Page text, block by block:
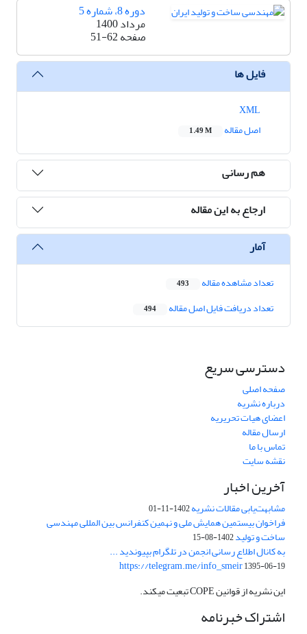
دوره 8، شماره 5
مرداد 1400
صفحه51-62
فایل ها
اصل مقاله
1.49 M
هم رسانی
ارجاع به این مقاله
آمار
تعداد مشاهده مقاله 493
تعداد دریافت فایل اصل مقاله 494
دسترسی سریع
صفحه اصلی
درباره نشریه
اعضای هیات تحریریه
ارسال مقاله
تماس با ما
نقشه سایت
آخرین اخبار
مشابهت‌یابی مقالات نشریه1402-11-01
فراخوان بیستمین همایش ملی و نهمین کنفرانس بین المللی مهندسی
ساخت و تولید1402-08-15
به کانال اطلاع رسانی انجمن در تلگرام بپیوندید ...
https://telegram.me/info_smeir1395-06-19
این نشریه از قوانین COPE تبعیت میکند.
اشتراک خبرنامه